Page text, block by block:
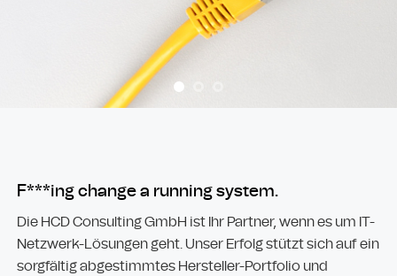
F***ing change a running system.
Die HCD Consulting GmbH ist Ihr Partner, wenn es um IT-
Netzwerk-Lösungen geht. Unser Erfolg stützt sich auf ein
sorgfältig abgestimmtes Hersteller-Portfolio und